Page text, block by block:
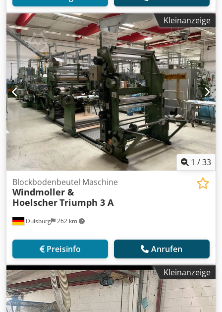
Kleinanzeige
1 /33
Duisburg 262 km
Blockbodenbeutel Maschine
Windmoller &
HoelscherTriumph 3 A
Preisinfo Anrufen
Kleinanzeige